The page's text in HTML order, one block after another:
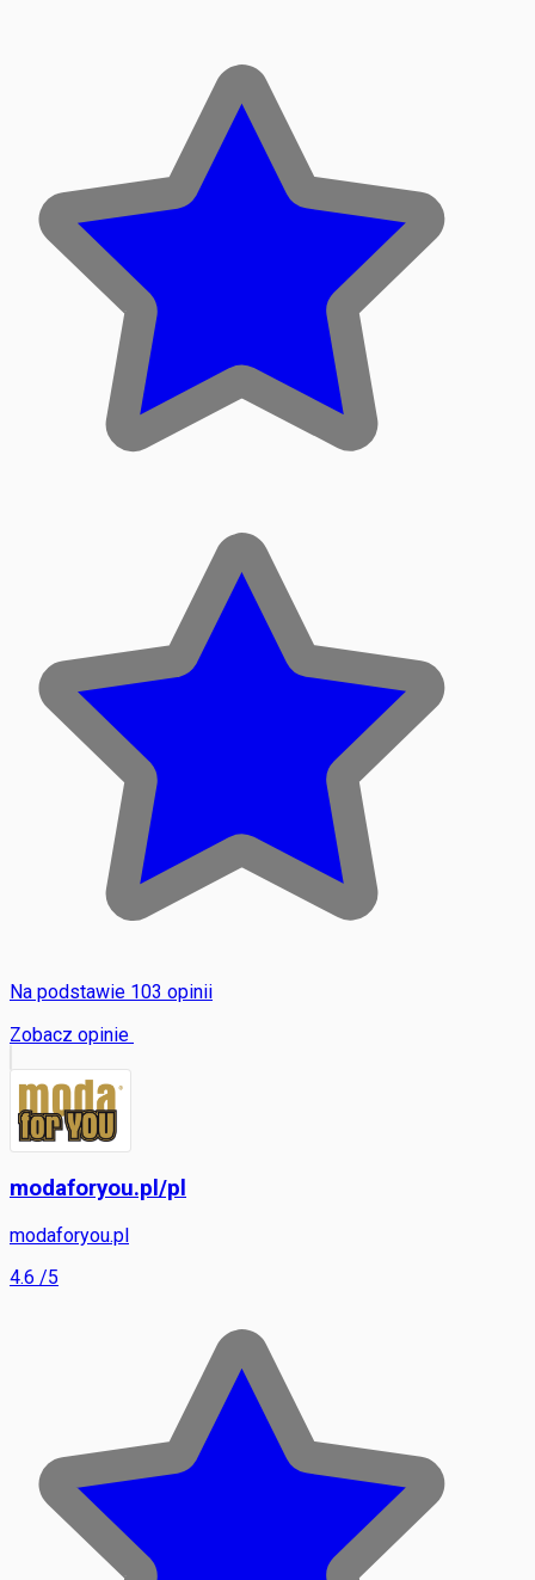
Na podstawie 103 opinii
Zobacz opinie
modaforyou.pl/pl
modaforyou.pl
4.6 /5